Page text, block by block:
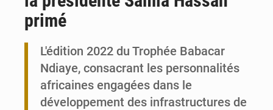
Maurice : Démission de la ministre Véronique Leu-Govind
primé
L'édition 2022 du Trophée Babacar
Ndiaye, consacrant les personnalités
africaines engagées dans le
développement des infrastructures de